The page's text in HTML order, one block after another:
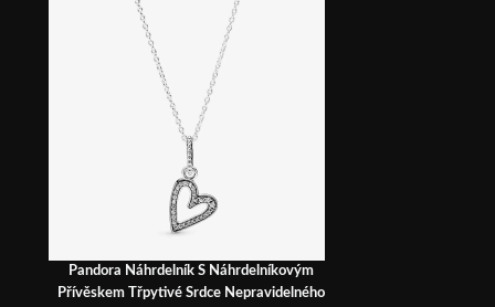
Pandora Náhrdelník S Náhrdelníkovým
Přívěskem Třpytivé Srdce Nepravidelného